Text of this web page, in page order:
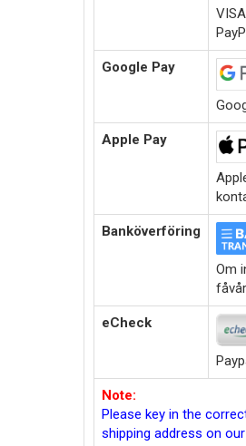
Google Pay
Apple Pay
Banköverföring
Om
eCheck
Note:
Please key in the
shipping address on